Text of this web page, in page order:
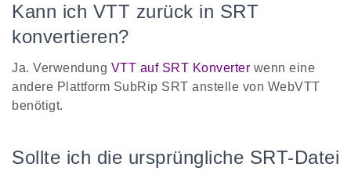
Kann ich VTT zurück in SRT
konvertieren?
Ja. Verwendung VTT auf SRT Konverter wenn eine
andere Plattform SubRip SRT anstelle von WebVTT
benötigt.
Sollte ich die ursprüngliche SRT-Datei